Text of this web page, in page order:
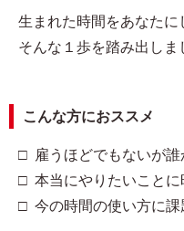
生まれた時間をあなたに
そんな１歩を踏み出しま
こんな方におススメ
□ 雇うほどでもないが
□ 本当にやりたいこと
□ 今の時間の使い方に課